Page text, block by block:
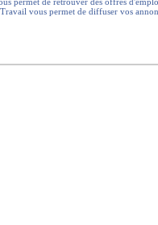
vous permet de diffuser vos